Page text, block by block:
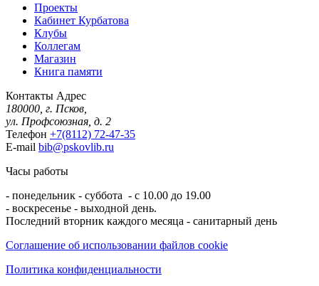
Проекты
Кабинет Курбатова
Клубы
Коллегам
Магазин
Книга памяти
Контакты Адрес
180000, г. Псков,
ул. Профсоюзная, д. 2
Телефон +7(8112) 72-47-35
E-mail bib@pskovlib.ru
Часы работы
- понедельник - суббота - с 10.00 до 19.00
- воскресенье - выходной день.
Последний вторник каждого месяца - санитарный день
Соглашение об использовании файлов cookie
Политика конфиденциальности